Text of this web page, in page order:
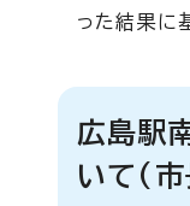
った結果に
広島駅
いて(市